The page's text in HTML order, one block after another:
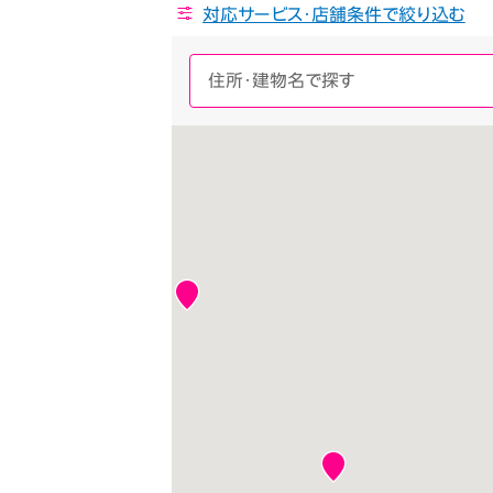
対応サービス・店舗条件で絞り込む